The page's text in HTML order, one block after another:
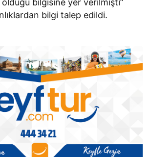
öldüğü bilgisine yer verilmişti”
bilgi talep edildi.